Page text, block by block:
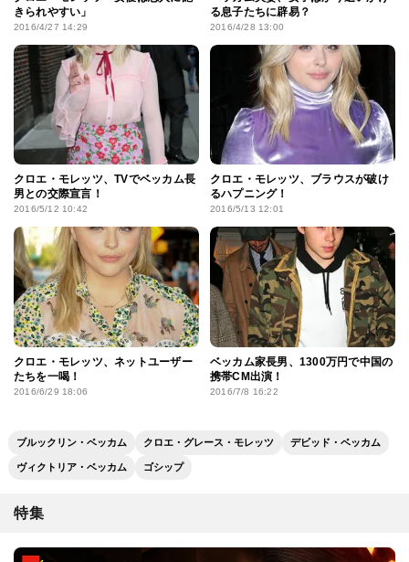
きられやすい」
2016/4/27 14:29
る息子たちに辟易？
2016/4/28 13:00
クロエ・モレッツ、TVでベッカム長
男との交際宣言！
2016/5/12 10:42
クロエ・モレッツ、ブラウスが破け
るハプニング！
2016/5/13 12:01
クロエ・モレッツ、ネットユーザー
たちを一喝！
2016/6/29 18:06
ベッカム家長男、1300万円で中国の
携帯CM出演！
2016/7/8 16:22
ブルックリン・ベッカム クロエ・グレース・モレッツ デビッド・ベッカム
ヴィクトリア・ベッカム ゴシップ
特集